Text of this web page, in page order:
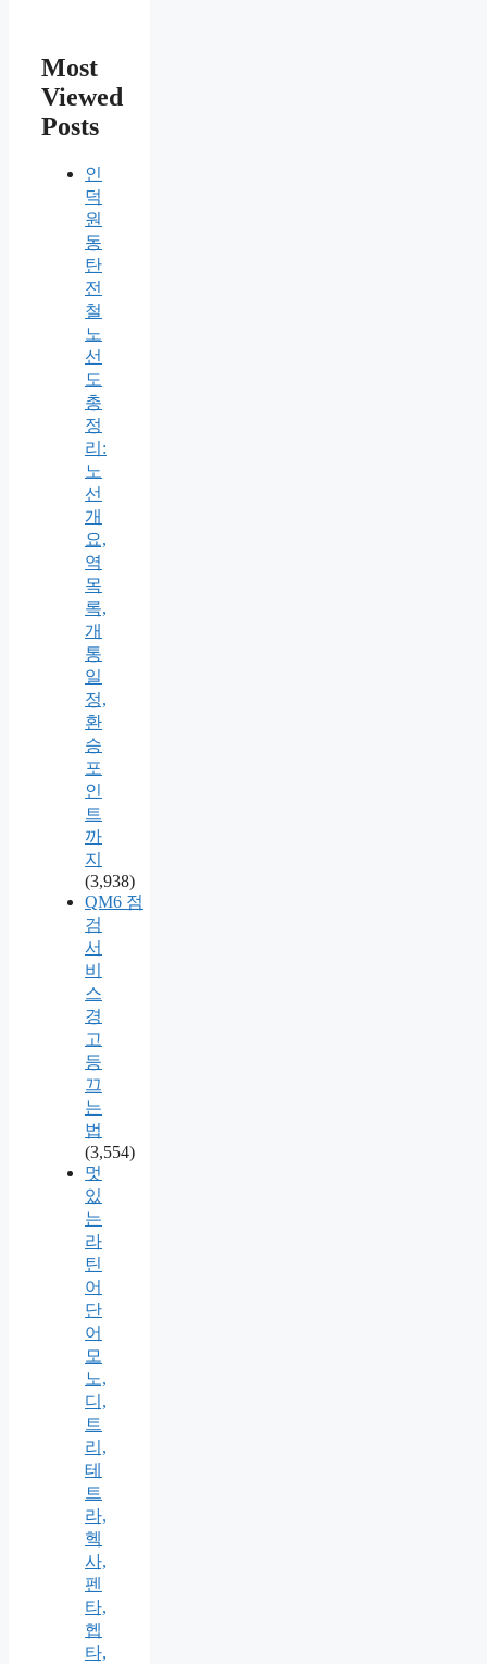
Most
Viewed
Posts
인
덕
원
동
탄
전
철
노
선
도
총
정
리:
노
선
개
요,
역
목
록,
개
통
일
정,
환
승
포
인
트
까
지
(3,938)
QM6 점
검
서
비
스
경
고
등
끄
는
법
(3,554)
멋
있
는
라
틴
어
단
어
모
노,
디,
트
리,
테
트
라,
헥
사,
펜
타,
헵
타,